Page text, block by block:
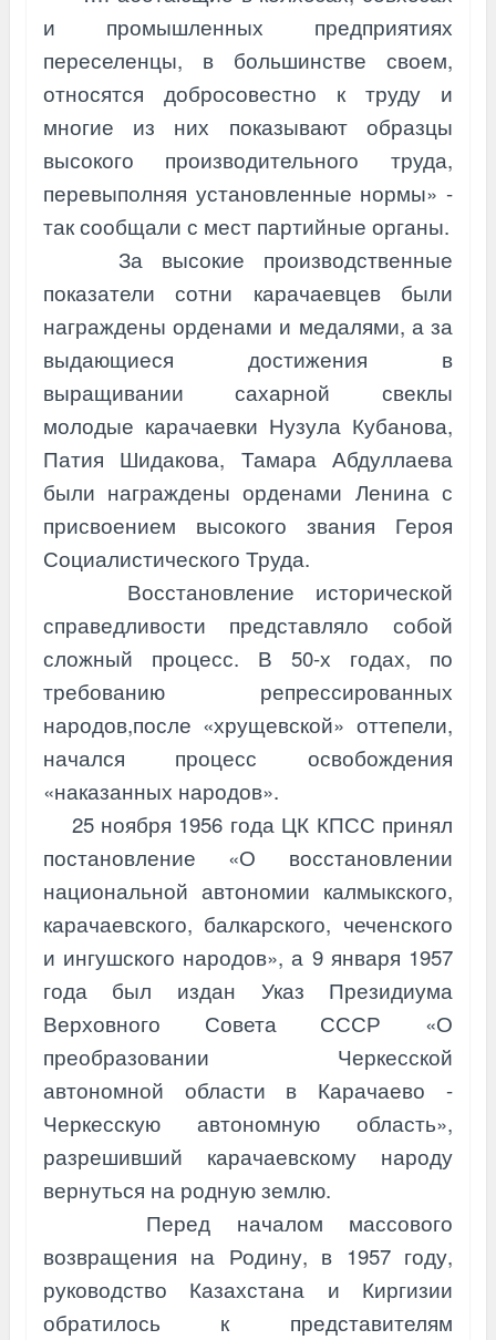
и промышленных предприятиях
переселенцы, в большинстве своем,
относятся добросовестно к труду и
многие из них показывают образцы
высокого производительного труда,
перевыполняя установленные нормы» -
так сообщали с мест партийные органы.
За высокие производственные
показатели сотни карачаевцев были
награждены орденами и медалями, а за
выдающиеся достижения в
выращивании сахарной свеклы
молодые карачаевки Нузула Кубанова,
Патия Шидакова, Тамара Абдуллаева
были награждены орденами Ленина с
присвоением высокого звания Героя
Социалистического Труда.
Восстановление исторической
справедливости представляло собой
сложный процесс. В 50-х годах, по
требованию репрессированных
народов,после «хрущевской» оттепели,
начался процесс освобождения
«наказанных народов».
25 ноября 1956 года ЦК КПСС принял
постановление «О восстановлении
национальной автономии калмыкского,
карачаевского, балкарского, чеченского
и ингушского народов», а 9 января 1957
года был издан Указ Президиума
Верховного Совета СССР «О
преобразовании Черкесской
автономной области в Карачаево -
Черкесскую автономную область»,
разрешивший карачаевскому народу
вернуться на родную землю.
Перед началом массового
возвращения на Родину, в 1957 году,
руководство Казахстана и Киргизии
обратилось к представителям